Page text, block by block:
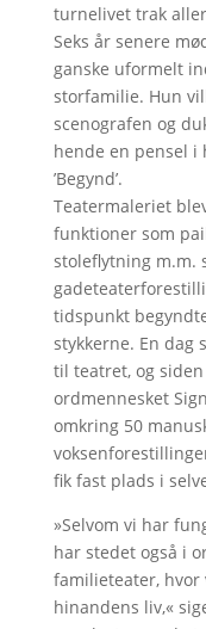
turnelivet trak
Seks år senere
ganske uformelt
storfamilie. Hun
scenografen og
hende en pensel i
’Begynd’.
Teatermaleriet
funktioner som
stoleflytning m.m.
tidspunkt
stykkerne. En dag
til teatret, og
ordmennesket
omkring 50
fik fast plads i
»Selvom vi har
har stedet også i
familieteater,
hinandens liv,«